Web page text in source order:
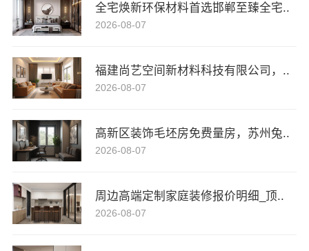
全宅焕新环保材料首选邯郸至臻全宅..
2026-08-07
福建尚艺空间新材料科技有限公司，..
2026-08-07
高新区装饰毛坯房免费量房，苏州兔..
2026-08-07
周边高端定制家庭装修报价明细_顶..
2026-08-07